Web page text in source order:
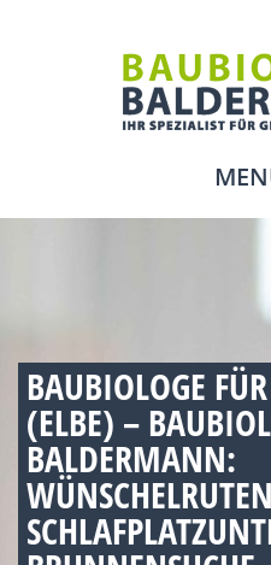
BAUBIOLOGE
(ELBE) –
BALDERMANN: